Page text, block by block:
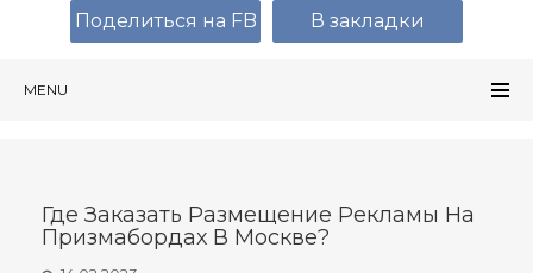
MENU
Где Заказать Размещение Рекламы На
Призмабордах В Москве?
Поделиться на FB В закладки